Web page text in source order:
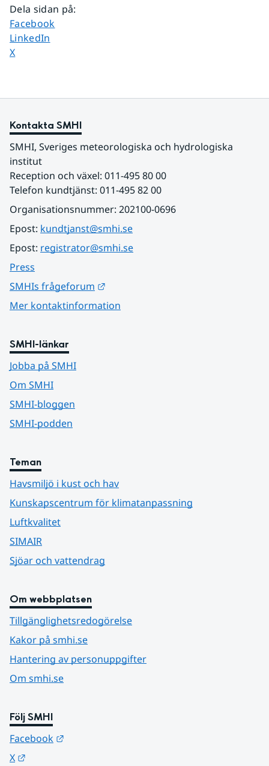
Dela sidan på:
Dela sidan på
Facebook
Dela sidan på
LinkedIn
Dela sidan på
X
Kontakta SMHI
SMHI, Sveriges meteorologiska och hydrologiska
institut
Reception och växel: 011-495 80 00
Telefon kundtjänst: 011-495 82 00
Organisationsnummer: 202100-0696
Epost: kundtjanst@smhi.se
Epost: registrator@smhi.se
Press
SMHIs frågeforum
Mer kontaktinformation
SMHI-länkar
Jobba på SMHI
Om SMHI
SMHI-bloggen
SMHI-podden
Teman
Havsmiljö i kust och hav
Kunskapscentrum för klimatanpassning
Luftkvalitet
SIMAIR
Sjöar och vattendrag
Om webbplatsen
Tillgänglighetsredogörelse
Kakor på smhi.se
Hantering av personuppgifter
Om smhi.se
Följ SMHI
Facebook
X